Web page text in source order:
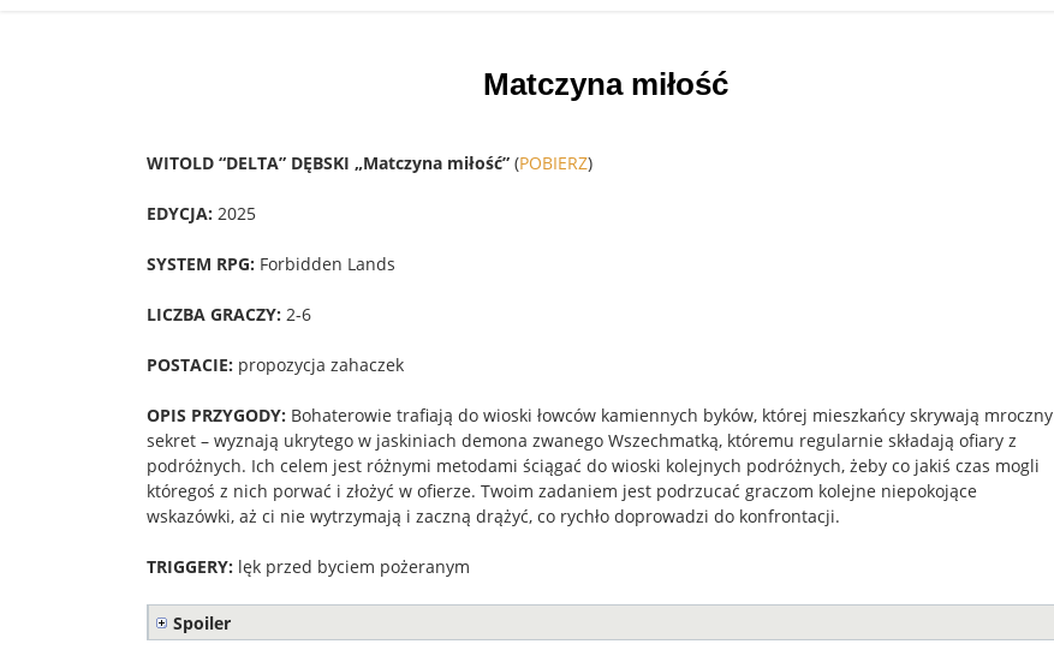
Matczyna miłość
WITOLD “DELTA” DĘBSKI „Matczyna miłość” (POBIERZ)
EDYCJA: 2025
SYSTEM RPG: Forbidden Lands
LICZBA GRACZY: 2-6
POSTACIE: propozycja zahaczek
OPIS PRZYGODY: Bohaterowie trafiają do wioski łowców kamiennych byków, której mieszkańcy skrywają mroczny
sekret – wyznają ukrytego w jaskiniach demona zwanego Wszechmatką, któremu regularnie składają ofiary z
podróżnych. Ich celem jest różnymi metodami ściągać do wioski kolejnych podróżnych, żeby co jakiś czas mogli
któregoś z nich porwać i złożyć w ofierze. Twoim zadaniem jest podrzucać graczom kolejne niepokojące
wskazówki, aż ci nie wytrzymają i zaczną drążyć, co rychło doprowadzi do konfrontacji.
TRIGGERY: lęk przed byciem pożeranym
Spoiler